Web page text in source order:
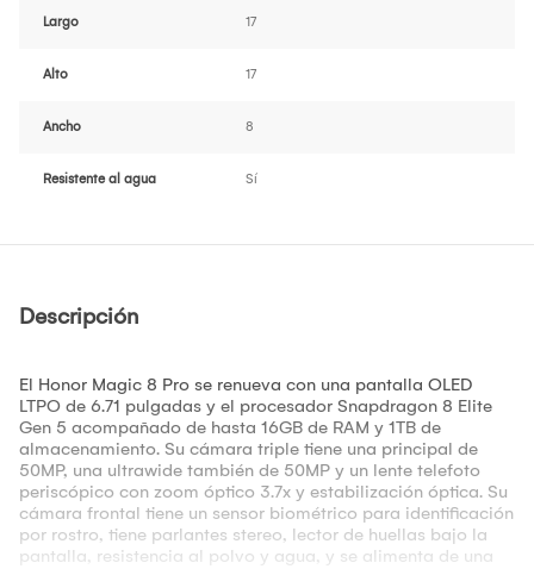
Largo 17
Alto 17
Ancho 8
Resistente al agua Sí
Descripción
El Honor Magic 8 Pro se renueva con una pantalla OLED
LTPO de 6.71 pulgadas y el procesador Snapdragon 8 Elite
Gen 5 acompañado de hasta 16GB de RAM y 1TB de
almacenamiento. Su cámara triple tiene una principal de
50MP, una ultrawide también de 50MP y un lente telefoto
periscópico con zoom óptico 3.7x y estabilización óptica. Su
cámara frontal tiene un sensor biométrico para identificación
por rostro, tiene parlantes stereo, lector de huellas bajo la
pantalla, resistencia al polvo y agua, y se alimenta de una